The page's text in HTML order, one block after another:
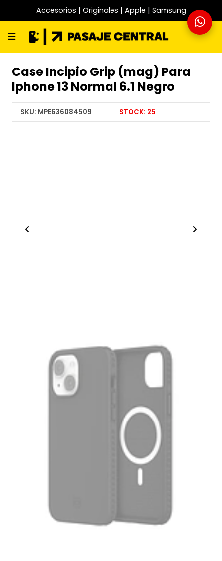
Accesorios | Originales | Apple | Samsung
Case Incipio Grip (mag) Para
Iphone 13 Normal 6.1 Negro
SKU: MPE636084509 STOCK: 25